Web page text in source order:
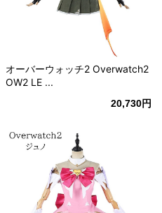
オーバーウォッチ2 Overwatch2
OW2 LE ...
20,730円